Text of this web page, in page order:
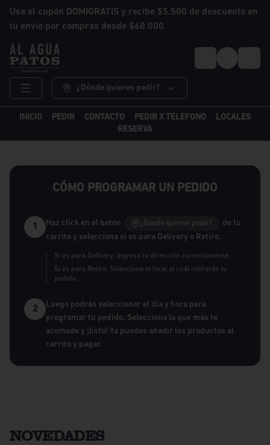
Usa el cupón DOMIGRATIS y recibe $5.500 de descuento en
tu envío por compras desde $60.000.
Login
¿Dónde quieres pedir?
INICIO PEDIR CONTACTO PEDIR X TELEFONO
LOCALES
RESERVA
CÓMO PROGRAMAR UN PEDIDO
1 Haz click en el botón ¿Dónde quieres pedir?
de tu
carrito y selecciona si es para Delivery o Retiro.
Si es para Delivery: Ingresa tu dirección correctamente.
Si es para Retiro: Selecciona el local al cuál retirarás tu
pedido.
2
Luego podrás seleccionar el día y hora para
programar tu pedido. Selecciona la que más te
acomode y ¡listo! Ya puedes añadir los productos al
carrito y pagar.
NOVEDADES